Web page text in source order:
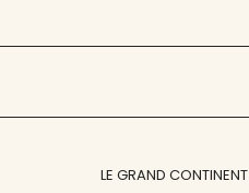
LE GRAND CONTINENT